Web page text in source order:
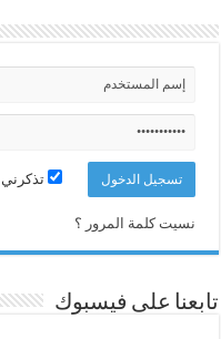
تذكرني
نسيت كلمة المرور ؟
تابعنا على فيسبوك